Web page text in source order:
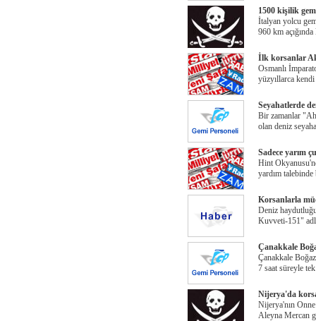
1500 kişilik
İtalyan yolcu
960 km
İlk korsanlar
Osmanlı
yüzyıllarca
Seyahatlerde
Bir zamanlar
olan deniz
Sadece yarım
Hint
yardım
Korsanlarla
Deniz
Kuvveti-151"
Çanakkale
Çanakkale
7 saat süreyle
Nijerya'da
Nijerya'nın
Aleyna Mercan